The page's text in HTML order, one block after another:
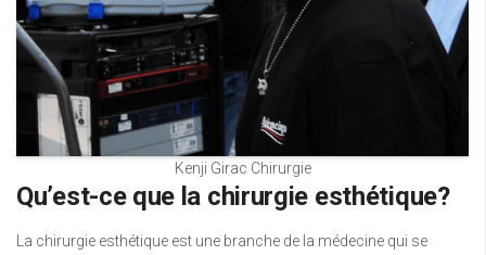
Kenji Girac Chirurgie
Qu’est-ce que la chirurgie esthétique?
La chirurgie esthétique est une branche de la médecine qui se